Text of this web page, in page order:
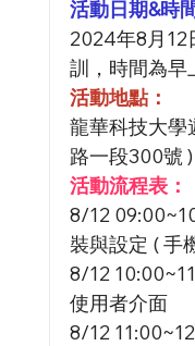
活動日期&時
2024年8月12
訓，時間為
活動地點：
龍華科技大學
路一段300號
活動流程表：
8/12
裝與設定 ( 手
8/12
使用者介面
8/12